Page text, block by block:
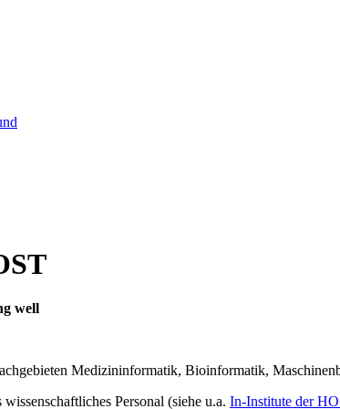
well
Medizininformatik, Bioinformatik,
Personal (siehe u.a. In-Institute der